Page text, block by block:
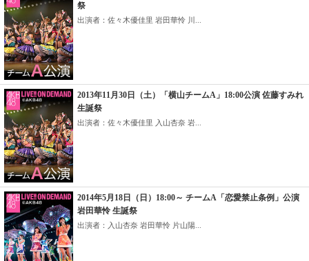
祭
出演者：佐々木優佳里 岩田華怜 川...
2013年11月30日（土）「横山チームA」18:00公演 佐藤すみれ
生誕祭
出演者：佐々木優佳里 入山杏奈 岩...
2014年5月18日（日）18:00～ チームA「恋愛禁止条例」公演
岩田華怜 生誕祭
出演者：入山杏奈 岩田華怜 片山陽...